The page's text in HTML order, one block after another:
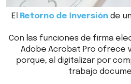
El Retorno de Inversión de
Con las funciones de firma
Adobe Acrobat Pro ofrece
porque, al digitalizar por
trabajo